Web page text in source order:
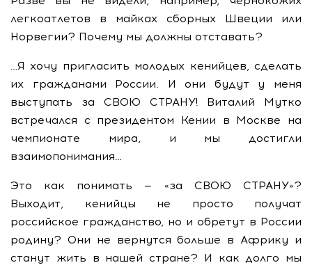
легкоатлетов в майках сборных Швеции или
Норвегии? Почему мы должны отставать?
…Я хочу пригласить молодых кенийцев, сделать
их гражданами России. И они будут у меня
выступать за СВОЮ СТРАНУ! Виталий Мутко
встречался с президентом Кении в Москве на
чемпионате мира, и мы достигли
взаимопонимания…
Это как понимать — «за СВОЮ СТРАНУ»?
Выходит, кенийцы не просто получат
российское гражданство, но и обретут в России
родину? Они не вернутся больше в Африку и
станут жить в нашей стране? И как долго мы